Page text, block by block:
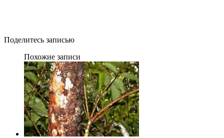
Поделитесь записью
Похожие записи